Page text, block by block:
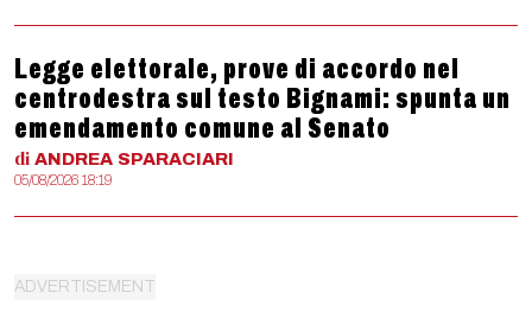
Legge elettorale, prove di accordo nel
centrodestra sul testo Bignami: spunta un
emendamento comune al Senato
di ANDREA SPARACIARI
05/08/2026 18:19